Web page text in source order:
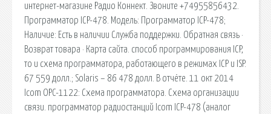
интернет-магазине Радио Коннект. Звоните +74955856432.
Программатор ICP-478. Модель: Программатор ICP-478;
Наличие: Есть в наличии Служба поддержки. Обратная связь ·
Возврат товара · Карта сайта. способ программирования ICP,
то и схема программатора, работающего в режимах ICP и ISP.
67 559 долл.; Solaris – 86 478 долл. В отчёте. 11 окт 2014
Icom OPC-1122: Схема программатора. Схема организации
связи. программатор радиостанций Icom ICP-478 (аналог